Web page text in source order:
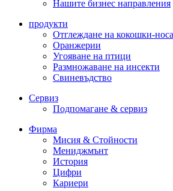
Нашите бизнес направления
продукти
Отглеждане на кокошки-
Оранжерии
Угояване на птици
Размножаване на инсекти
Свиневъдство
Сервиз
Подпомагане & сервиз
Фирма
Мисия & Стойности
Мениджмънт
История
Цифри
Кариери